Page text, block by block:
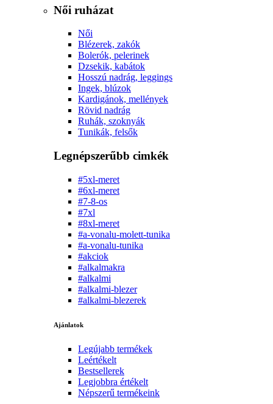
Női ruházat
Női
Blézerek, zakók
Bolerók, pelerinek
Dzsekik, kabátok
Hosszú nadrág, leggings
Ingek, blúzok
Kardigánok, mellények
Rövid nadrág
Ruhák, szoknyák
Tunikák, felsők
Legnépszerűbb cimkék
#5xl-meret
#6xl-meret
#7-8-os
#7xl
#8xl-meret
#a-vonalu-molett-tunika
#a-vonalu-tunika
#akciok
#alkalmakra
#alkalmi
#alkalmi-blezer
#alkalmi-blezerek
Ajánlatok
Legújabb termékek
Leértékelt
Bestsellerek
Legjobbra értékelt
Népszerű termékeink